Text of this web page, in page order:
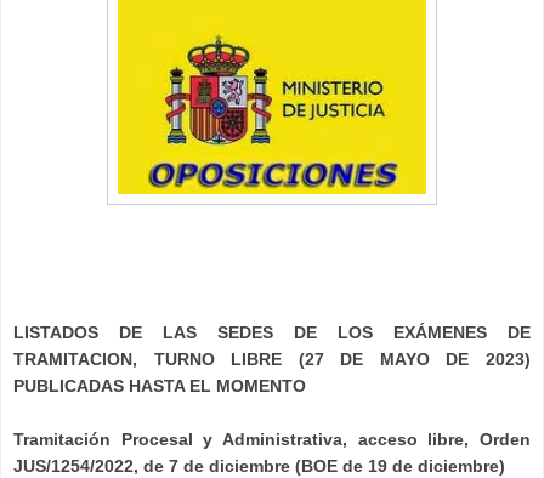
LISTADOS DE LAS SEDES DE LOS EXÁMENES DE
TRAMITACION, TURNO LIBRE (27 DE MAYO DE 2023)
PUBLICADAS HASTA EL MOMENTO
Tramitación Procesal y Administrativa, acceso libre, Orden
JUS/1254/2022, de 7 de diciembre (BOE de 19 de diciembre)